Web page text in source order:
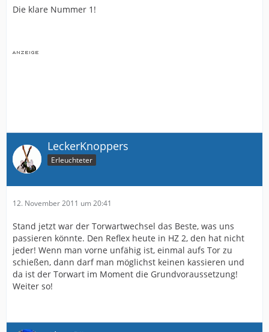
Die klare Nummer 1!
LeckerKnoppers
Erleuchteter
12. November 2011 um 20:41
Stand jetzt war der Torwartwechsel das Beste, was uns
passieren könnte. Den Reflex heute in HZ 2, den hat nicht
jeder! Wenn man vorne unfähig ist, einmal aufs Tor zu
schießen, dann darf man möglichst keinen kassieren und
da ist der Torwart im Moment die Grundvoraussetzung!
Weiter so!